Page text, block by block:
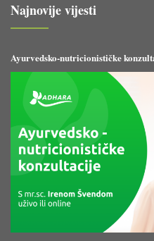
Najnovije vijesti
Ayurvedsko-nutricionističke